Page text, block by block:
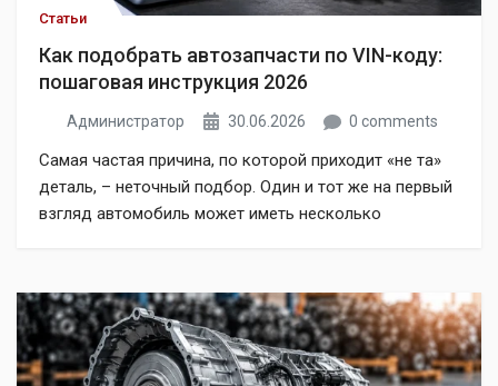
Статьи
Как подобрать автозапчасти по VIN-коду:
пошаговая инструкция 2026
Администратор 30.06.2026 0 comments
Самая частая причина, по которой приходит «не та»
деталь, – неточный подбор. Один и тот же на первый
взгляд автомобиль может иметь несколько
взаимозаменяемы. Надёжный способ исключить
ошибку один: подбор по VIN-коду. В этой инструкции
разберём, что такое VIN, где его найти, как он
расшифровывается, […]